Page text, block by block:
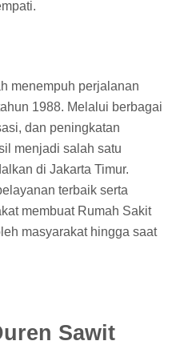
menempuh perjalanan
1988. Melalui berbagai
dan peningkatan
menjadi salah satu
di Jakarta Timur.
terbaik serta
membuat Rumah Sakit
masyarakat hingga saat
Sawit